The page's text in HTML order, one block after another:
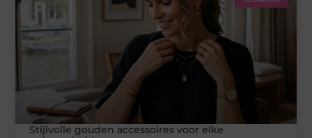
Stijlvolle gouden accessoires voor elke